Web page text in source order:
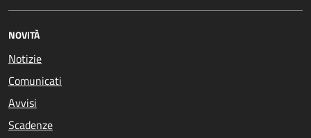
NOVITÀ
Notizie
Comunicati
Avvisi
Scadenze